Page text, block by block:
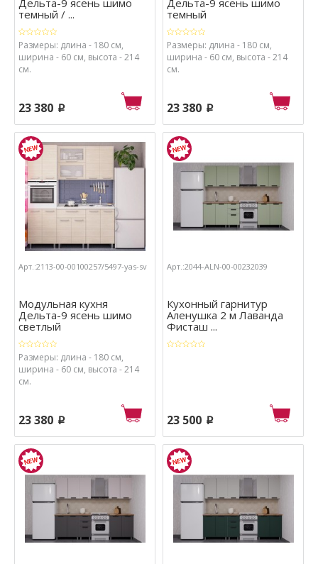
темный / ...
Размеры: длина - 180 см,
ширина - 60 см, высота - 214
см.
23 380 p
темный
Размеры: длина - 180 см,
ширина - 60 см, высота - 214
см.
23 380 p
Арт.:2113-00-00100257/5497-yas-sv
Модульная кухня
Дельта-9 ясень шимо
светлый
Размеры: длина - 180 см,
ширина - 60 см, высота - 214
см.
23 380 p
Арт.:2044-ALN-00-00232039
Кухонный гарнитур
Аленушка 2 м Лаванда
Фисташ ...
23 500 p